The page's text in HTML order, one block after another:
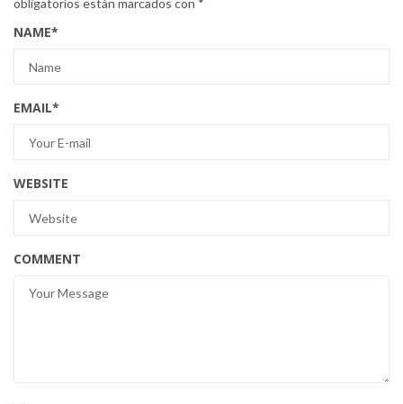
obligatorios están marcados con *
NAME*
EMAIL*
WEBSITE
COMMENT